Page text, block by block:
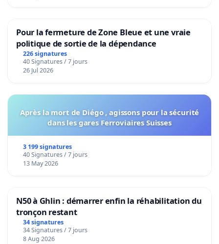
Pour la fermeture de Zone Bleue et une vraie
politique de sortie de la dépendance
226 signatures
40 Signatures / 7 jours
26 Jul 2026
Après la mort de Diégo , agissons pour la sécurité
dans les gares Ferroviaires Suisses
3 199 signatures
40 Signatures / 7 jours
13 May 2026
N50 à Ghlin : démarrer enfin la réhabilitation du
tronçon restant
34 signatures
34 Signatures / 7 jours
8 Aug 2026